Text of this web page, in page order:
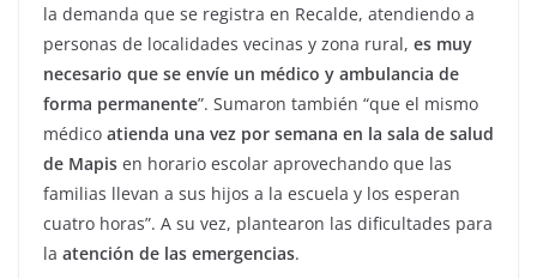
la demanda que se registra en Recalde, atendiendo a
personas de localidades vecinas y zona rural, es muy
necesario que se envíe un médico y ambulancia de
forma permanente”. Sumaron también “que el mismo
médico atienda una vez por semana en la sala de salud
de Mapis en horario escolar aprovechando que las
familias llevan a sus hijos a la escuela y los esperan
cuatro horas”. A su vez, plantearon las dificultades para
la atención de las emergencias.